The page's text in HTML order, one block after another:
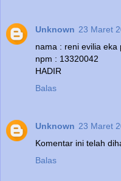
Unknown 23 Maret
nama : reni evilia eka
npm : 13320042
HADIR
Balas
Unknown 23 Maret
Komentar ini telah
Balas